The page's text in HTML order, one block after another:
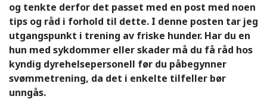
og tenkte derfor det passet med en post med noen
tips og råd i forhold til dette. I denne posten tar jeg
utgangspunkt i trening av friske hunder. Har du en
hun med sykdommer eller skader må du få råd hos
kyndig dyrehelsepersonell før du påbegynner
svømmetrening, da det i enkelte tilfeller bør
unngås.